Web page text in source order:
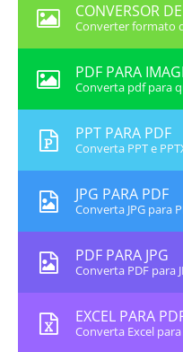
CONVERSOR
Converter formato
PDF PARA
Converta pdf para
PPT PARA PDF
Converta PPT e
JPG PARA PDF
Converta JPG para
PDF PARA JPG
Converta PDF para
EXCEL PARA
Converta Excel para